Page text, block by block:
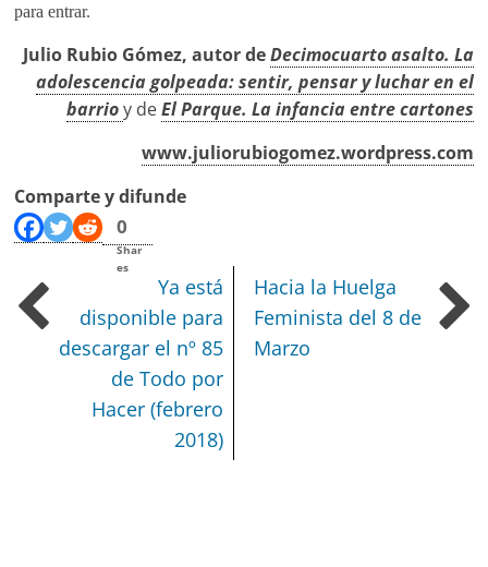
para entrar.
Julio Rubio Gómez, autor deDecimocuarto asalto. La
adolescencia golpeada: sentir, pensar y luchar en el
barrioy deEl Parque. La infancia entre cartones
www.juliorubiogomez.wordpress.com
Comparte y difunde
0
Shar
es
Ya está
disponible para
descargar el nº 85
de Todo por
Hacer (febrero
2018)
Hacia la Huelga
Feminista del 8 de
Marzo